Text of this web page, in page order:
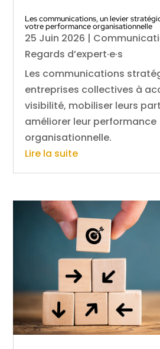
Les communications, un levier
votre performance organisationnelle
25 Juin 2026 |
Regards d’expert·e·s
Les communications
entreprises collectives à
visibilité, mobiliser leurs
améliorer leur performance
organisationnelle.
Lire la suite